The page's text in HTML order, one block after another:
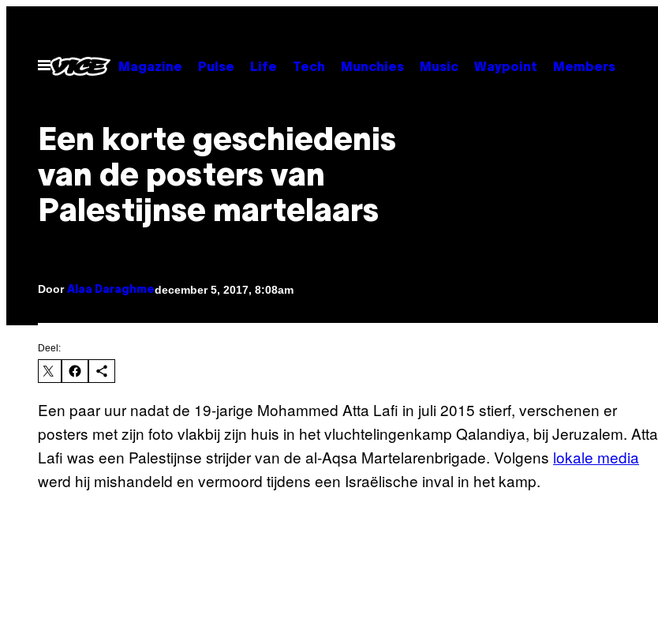
Open
menu
Magazine Pulse Life Tech Munchies Music Waypoint Members
Een korte geschiedenis
van de posters van
Palestijnse martelaars
Door Alaa Daraghmedecember 5, 2017, 8:08am
Deel:
Een paar uur nadat de 19-jarige Mohammed Atta Lafi in juli 2015 stierf, verschenen er
posters met zijn foto vlakbij zijn huis in het vluchtelingenkamp Qalandiya, bij Jeruzalem. Atta
Lafi was een Palestijnse strijder van de al-Aqsa Martelarenbrigade. Volgens lokale media
werd hij mishandeld en vermoord tijdens een Israëlische inval in het kamp.